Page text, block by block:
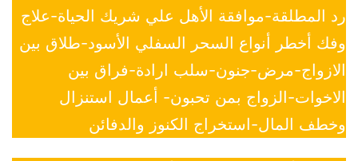
رد المطلقة-موافقة الأهل علي شريك الحياة-علاج
وفك أخطر أنواع السحر السفلي الأسود-طلاق بين
الازواج-مرض-جنون-سلب ارادة-فراق بين
الاخوات-الزواج بمن تحبون- أعمال استنزال
وخطف المال-استخراج الكنوز والدفائن